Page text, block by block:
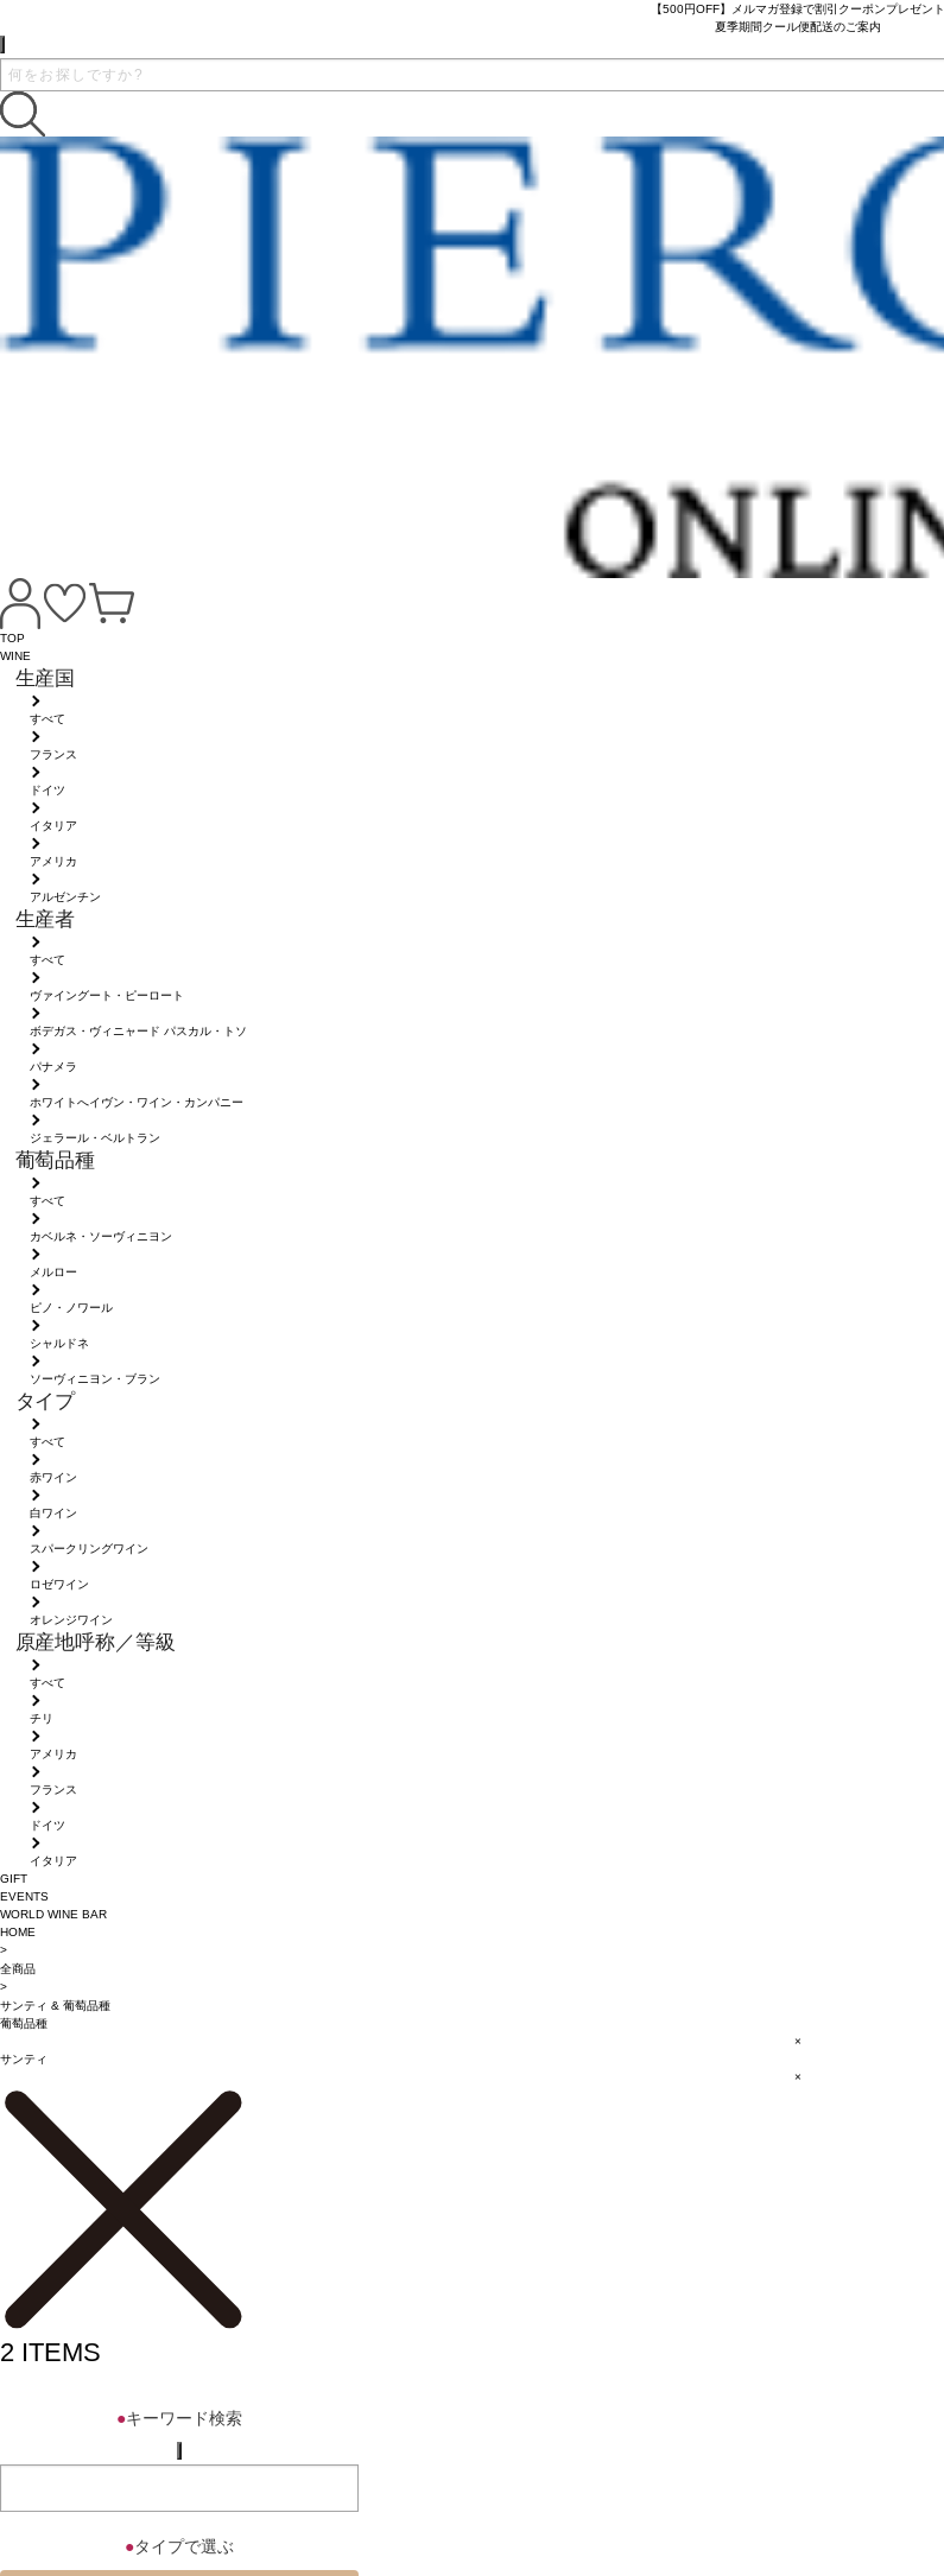
【500円OFF】メルマガ登録で割引クーポンプレゼント
夏季期間クール便配送のご案内
TOP
WINE
生産国
すべて
フランス
ドイツ
イタリア
アメリカ
アルゼンチン
生産者
すべて
ヴァイングート・ピーロート
ボデガス・ヴィニャード パスカル・トソ
パナメラ
ホワイトへイヴン・ワイン・カンパニー
ジェラール・ベルトラン
葡萄品種
すべて
カベルネ・ソーヴィニヨン
メルロー
ピノ・ノワール
シャルドネ
ソーヴィニヨン・ブラン
タイプ
すべて
赤ワイン
白ワイン
スパークリングワイン
ロゼワイン
オレンジワイン
原産地呼称／等級
すべて
チリ
アメリカ
フランス
ドイツ
イタリア
GIFT
EVENTS
WORLD WINE BAR
HOME
>
全商品
>
サンティ & 葡萄品種
葡萄品種
×
サンティ
×
2 ITEMS
●キーワード検索
●タイプで選ぶ